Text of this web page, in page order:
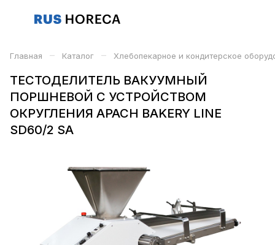
Главная – Каталог – Хлебопекарное и кондитерское
ТЕСТОДЕЛИТЕЛЬ ВАКУУМНЫЙ
ПОРШНЕВОЙ С УСТРОЙСТВОМ
ОКРУГЛЕНИЯ APACH BAKERY LINE
SD60/2 SA